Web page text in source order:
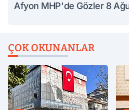
Afyon MHP'de Gözler 8
ÇOK OKUNANLAR